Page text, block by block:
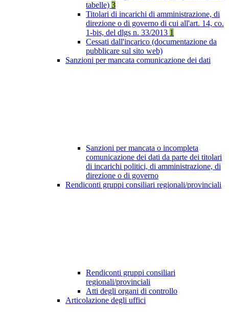
tabelle) 3
Titolari di incarichi di amministrazione, di
direzione o di governo di cui all'art. 14, co.
1-bis, del dlgs n. 33/2013 1
Cessati dall'incarico (documentazione da
pubblicare sul sito web)
Sanzioni per mancata comunicazione dei dati
Sanzioni per mancata o incompleta
comunicazione dei dati da parte dei titolari
di incarichi politici, di amministrazione, di
direzione o di governo
Rendiconti gruppi consiliari regionali/provinciali
Rendiconti gruppi consiliari
regionali/provinciali
Atti degli organi di controllo
Articolazione degli uffici